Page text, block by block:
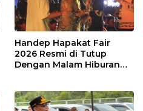
Handep Hapakat Fair
2026 Resmi di Tutup
Dengan Malam Hiburan